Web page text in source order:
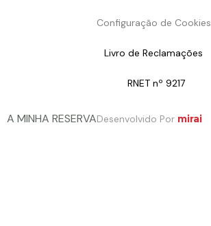
Configuração de Cookies
Livro de Reclamações
RNET nº 9217
A MINHA RESERVADesenvolvido Por mirai